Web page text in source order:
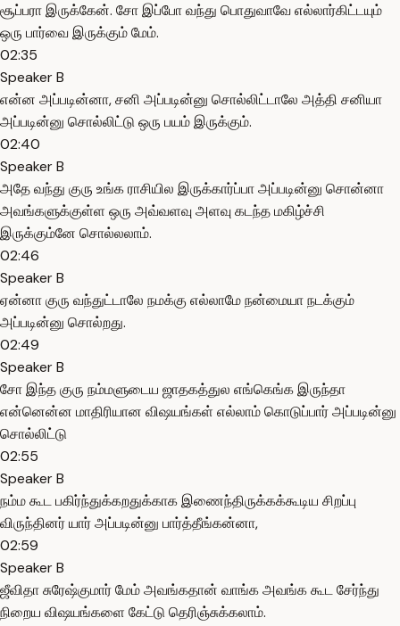
சூப்பரா இருக்கேன். சோ இப்போ வந்து பொதுவாவே எல்லார்கிட்டயும்
ஒரு பார்வை இருக்கும் மேம்.
02:35
Speaker B
என்ன அப்படின்னா, சனி அப்படின்னு சொல்லிட்டாலே அத்தி சனியா
அப்படின்னு சொல்லிட்டு ஒரு பயம் இருக்கும்.
02:40
Speaker B
அதே வந்து குரு உங்க ராசியில இருக்கார்ப்பா அப்படின்னு சொன்னா
அவங்களுக்குள்ள ஒரு அவ்வளவு அளவு கடந்த மகிழ்ச்சி
இருக்கும்னே சொல்லலாம்.
02:46
Speaker B
ஏன்னா குரு வந்துட்டாலே நமக்கு எல்லாமே நன்மையா நடக்கும்
அப்படின்னு சொல்றது.
02:49
Speaker B
சோ இந்த குரு நம்மளுடைய ஜாதகத்துல எங்கெங்க இருந்தா
என்னென்ன மாதிரியான விஷயங்கள் எல்லாம் கொடுப்பார் அப்படின்னு
சொல்லிட்டு
02:55
Speaker B
நம்ம கூட பகிர்ந்துக்கறதுக்காக இணைந்திருக்கக்கூடிய சிறப்பு
விருந்தினர் யார் அப்படின்னு பார்த்தீங்கன்னா,
02:59
Speaker B
ஜீவிதா சுரேஷ்குமார் மேம் அவங்கதான் வாங்க அவங்க கூட சேர்ந்து
நிறைய விஷயங்களை கேட்டு தெரிஞ்சுக்கலாம்.